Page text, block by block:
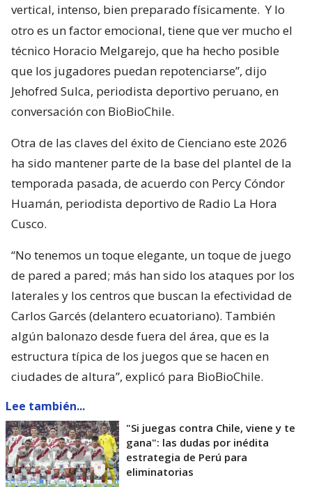
vertical, intenso, bien preparado físicamente. Y lo
otro es un factor emocional, tiene que ver mucho el
técnico Horacio Melgarejo, que ha hecho posible
que los jugadores puedan repotenciarse”, dijo
Jehofred Sulca, periodista deportivo peruano, en
conversación con BioBioChile.
Otra de las claves del éxito de Cienciano este 2026
ha sido mantener parte de la base del plantel de la
temporada pasada, de acuerdo con Percy Cóndor
Huamán, periodista deportivo de Radio La Hora
Cusco.
“No tenemos un toque elegante, un toque de juego
de pared a pared; más han sido los ataques por los
laterales y los centros que buscan la efectividad de
Carlos Garcés (delantero ecuatoriano). También
algún balonazo desde fuera del área, que es la
estructura típica de los juegos que se hacen en
ciudades de altura”, explicó para BioBioChile.
Lee también...
"Si juegas contra Chile, viene y te
gana": las dudas por inédita
estrategia de Perú para
eliminatorias